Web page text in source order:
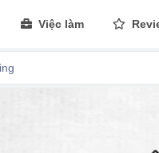
Việc làm